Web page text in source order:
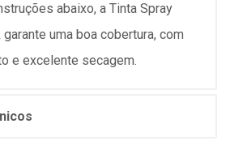
abaixo, a Tinta Spray
garante uma boa cobertura, com
e excelente secagem.